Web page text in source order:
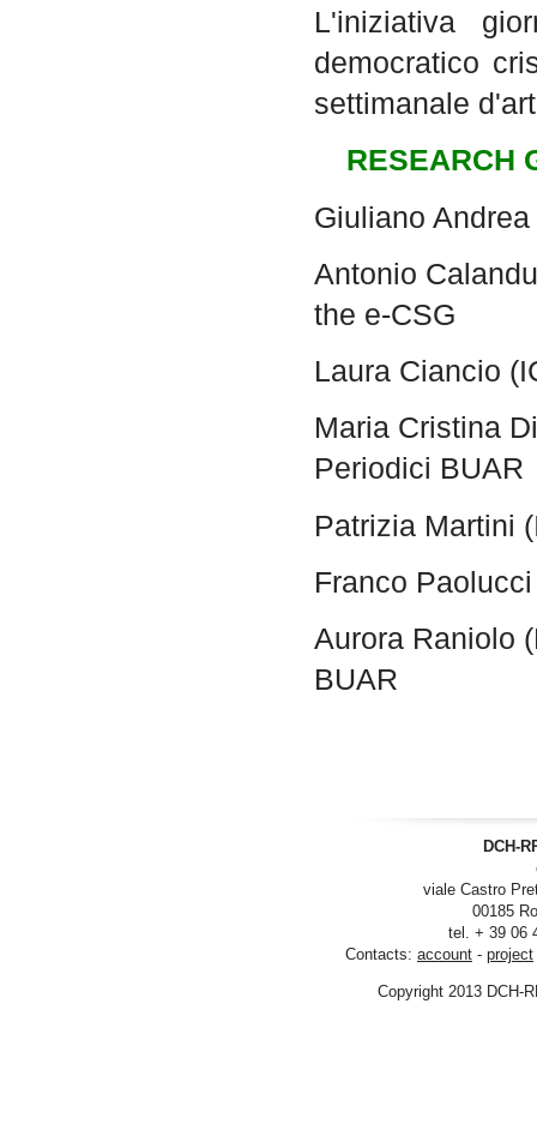
L'iniziativa
democratico
settimanale
RESEARCH
Giuliano
Antonio
the e-CSG
Laura Ciancio
Maria Cristina
Periodici BUAR
Patrizia Martini
Franco
Aurora Raniolo
BUAR
DCH-
viale Castro
00185
tel. + 39 06
Contacts: account - project
Copyright 2013 DCH-